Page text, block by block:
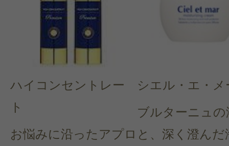
ハイコンセントレー
ト
お悩みに沿ったアプロ
シエル・エ・メ
ブルターニュの
と、深く澄んだ